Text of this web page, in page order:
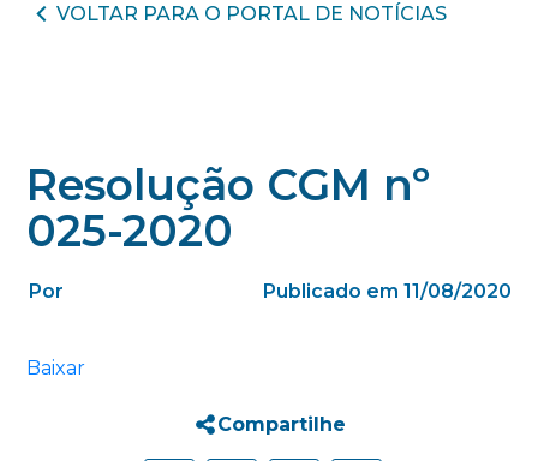
VOLTAR PARA O PORTAL DE NOTÍCIAS
Resolução CGM nº
025-2020
Por Publicado em 11/08/2020
Baixar
Compartilhe